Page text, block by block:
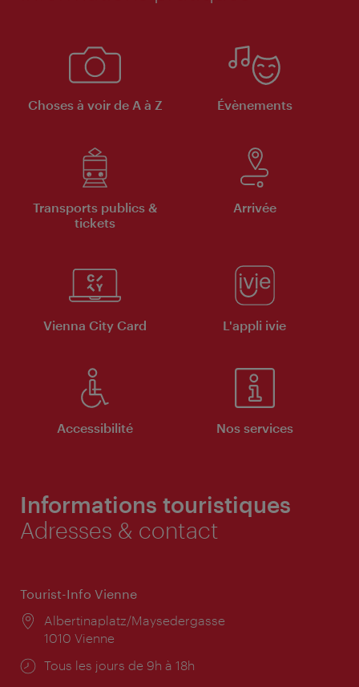
Choses à voir de A à Z Évènements
Transports publics &
tickets
Arrivée
Vienna City Card L'appli ivie
Accessibilité Nos services
Informations touristiques
Adresses & contact
Tourist-Info Vienne
Lieu:
Albertinaplatz/Maysedergasse
1010 Vienne
Horaires
Tous les jours de 9h à 18h